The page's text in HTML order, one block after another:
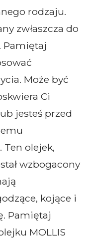
rodzaju.
zwłaszcza do
Pamiętaj
Może być
Ci
jesteś przed
Ten olejek,
wzbogacony
kojące i
Pamiętaj
MOLLIS